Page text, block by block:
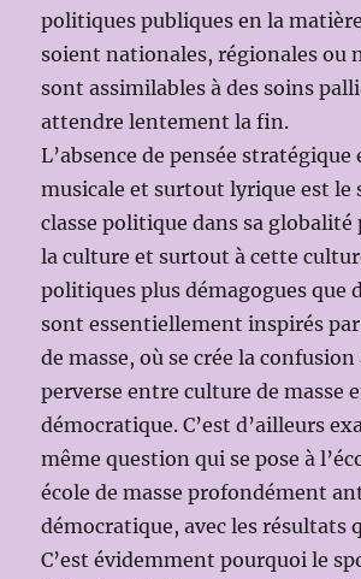
politiques publiques en la
soient nationales, régionales ou
sont assimilables à des soins
attendre lentement la fin.
L’absence de pensée stratégique
musicale et surtout lyrique est le
classe politique dans sa globalité
la culture et surtout à cette
politiques plus démagogues que
sont essentiellement inspirés
de masse, où se crée la confusion
perverse entre culture de masse
démocratique. C’est d’ailleurs
même question qui se pose à
école de masse profondément
démocratique, avec les résultats
C’est évidemment pourquoi le